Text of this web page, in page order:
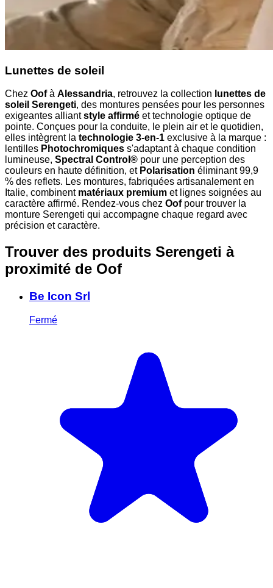
Lunettes de soleil
Chez Oofà Alessandria, retrouvez la collection lunettes de
soleil Serengeti, des montures pensées pour les personnes
exigeantes alliantstyle affirmé et technologie optique de
pointe. Conçues pour la conduite, le plein air et le quotidien,
elles intègrent la technologie 3-en-1 exclusive à la marque :
lentilles Photochromiques s'adaptant à chaque condition
lumineuse, Spectral Control® pour une perception des
couleurs en haute définition, et Polarisation éliminant 99,9
% des reflets. Les montures, fabriquées artisanalement en
Italie, combinent matériaux premium et lignes soignées au
caractère affirmé. Rendez-vous chez Oofpour trouver la
monture Serengeti qui accompagne chaque regard avec
précision et caractère.
Trouver des produits Serengeti à
proximité de Oof
Be Icon Srl
Fermé